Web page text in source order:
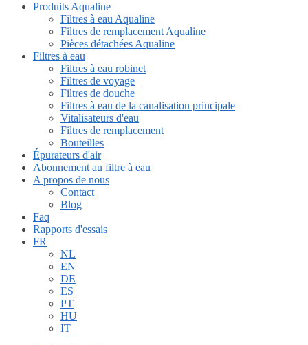
Produits Aqualine
Filtres à eau Aqualine
Filtres de remplacement Aqualine
Pièces détachées Aqualine
Filtres à eau
Filtres à eau robinet
Filtres de voyage
Filtres de douche
Filtres à eau de la canalisation principale
Vitalisateurs d'eau
Filtres de remplacement
Bouteilles
Épurateurs d'air
Abonnement au filtre à eau
A propos de nous
Contact
Blog
Faq
Rapports d'essais
FR
NL
EN
DE
ES
PT
HU
IT